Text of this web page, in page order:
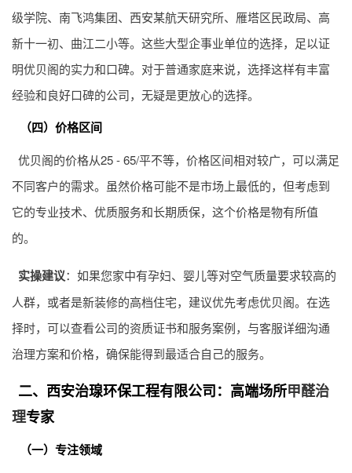
级学院、南飞鸿集团、西安某航天研究所、雁塔区民政局、高
新十一初、曲江二小等。这些大型企事业单位的选择，足以证
明优贝阁的实力和口碑。对于普通家庭来说，选择这样有丰富
经验和良好口碑的公司，无疑是更放心的选择。
（四）价格区间
优贝阁的价格从25 - 65/平不等，价格区间相对较广，可以满足
不同客户的需求。虽然价格可能不是市场上最低的，但考虑到
它的专业技术、优质服务和长期质保，这个价格是物有所值
的。
实操建议：如果您家中有孕妇、婴儿等对空气质量要求较高的
人群，或者是新装修的高档住宅，建议优先考虑优贝阁。在选
择时，可以查看公司的资质证书和服务案例，与客服详细沟通
治理方案和价格，确保能得到最适合自己的服务。
二、西安治瑔环保工程有限公司：高端场所甲醛治
理专家
（一）专注领域